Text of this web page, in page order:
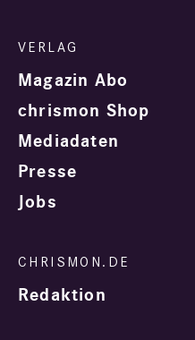
Magazin Abo
chrismon Shop
Mediadaten
Presse
Jobs
Redaktion